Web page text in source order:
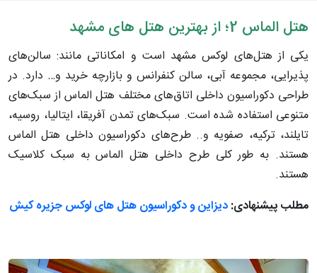
هتل الماس 2؛ از بهترین هتل های مشهد
یکی از هتل‌های لوکس مشهد است و امکاناتی مانند: سالن‌های
پذیرایی، مجموعه آبی، سالن کنفرانس و بازارچه خرید و… دارد. در
طراحی دکوراسیون داخلی اتاق‌های مختلف هتل الماس از سبک‌های
متنوعی استفاده شده است. سبک‌های تمدن آفریقا، ایتالیا، روسیه،
تایلند، ترکیه، صفویه و.. طرح‌های دکوراسیون داخلی هتل الماس
هستند. به طور کلی طرح داخلی هتل الماس به سبک کلاسیک
هستند.
مطلب پیشنهادی:دیزاین و دکوراسیون هتل های لوکس جزیره کیش